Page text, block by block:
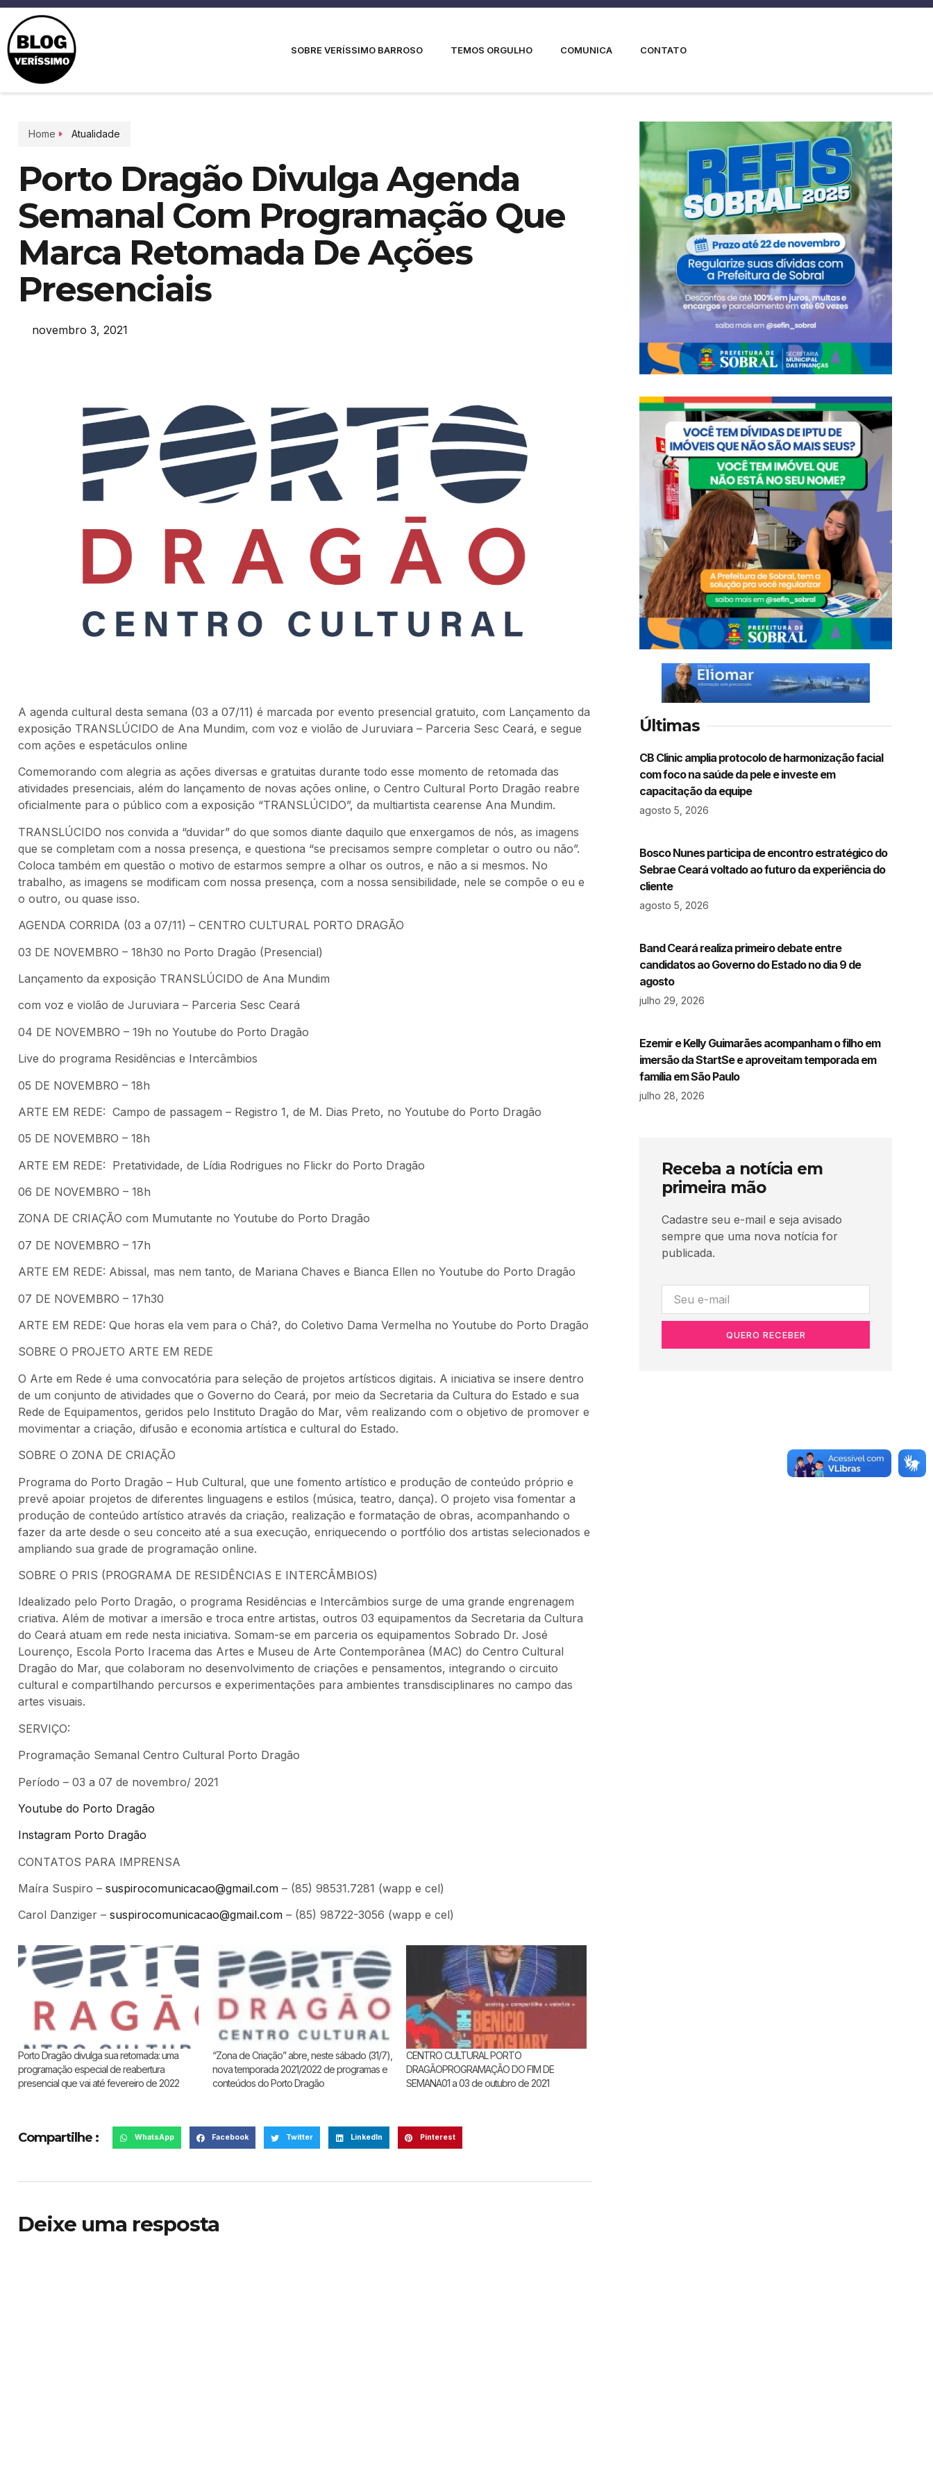
SOBRE VERÍSSIMO BARROSO TEMOS ORGULHO COMUNICA CONTATO
Home Atualidade
Porto Dragão Divulga Agenda
Semanal Com Programação Que
Marca Retomada De Ações
Presenciais
novembro 3, 2021
A agenda cultural desta semana (03 a 07/11) é marcada por evento presencial gratuito, com Lançamento da
exposição TRANSLÚCIDO de Ana Mundim, com voz e violão de Juruviara – Parceria Sesc Ceará, e segue
com ações e espetáculos online
Comemorando com alegria as ações diversas e gratuitas durante todo esse momento de retomada das
atividades presenciais, além do lançamento de novas ações online, o Centro Cultural Porto Dragão reabre
oficialmente para o público com a exposição “TRANSLÚCIDO”, da multiartista cearense Ana Mundim.
TRANSLÚCIDO nos convida a “duvidar” do que somos diante daquilo que enxergamos de nós, as imagens
que se completam com a nossa presença, e questiona “se precisamos sempre completar o outro ou não”.
Coloca também em questão o motivo de estarmos sempre a olhar os outros, e não a si mesmos. No
trabalho, as imagens se modificam com nossa presença, com a nossa sensibilidade, nele se compõe o eu e
o outro, ou quase isso.
AGENDA CORRIDA (03 a 07/11) – CENTRO CULTURAL PORTO DRAGÃO
03 DE NOVEMBRO – 18h30 no Porto Dragão (Presencial)
Lançamento da exposição TRANSLÚCIDO de Ana Mundim
com voz e violão de Juruviara – Parceria Sesc Ceará
04 DE NOVEMBRO – 19h no Youtube do Porto Dragão
Live do programa Residências e Intercâmbios
05 DE NOVEMBRO – 18h
ARTE EM REDE: Campo de passagem – Registro 1, de M. Dias Preto, no Youtube do Porto Dragão
05 DE NOVEMBRO – 18h
ARTE EM REDE: Pretatividade, de Lídia Rodrigues no Flickr do Porto Dragão
06 DE NOVEMBRO – 18h
ZONA DE CRIAÇÃO com Mumutante no Youtube do Porto Dragão
07 DE NOVEMBRO – 17h
ARTE EM REDE: Abissal, mas nem tanto, de Mariana Chaves e Bianca Ellen no Youtube do Porto Dragão
07 DE NOVEMBRO – 17h30
ARTE EM REDE: Que horas ela vem para o Chá?, do Coletivo Dama Vermelha no Youtube do Porto Dragão
SOBRE O PROJETO ARTE EM REDE
O Arte em Rede é uma convocatória para seleção de projetos artísticos digitais. A iniciativa se insere dentro
de um conjunto de atividades que o Governo do Ceará, por meio da Secretaria da Cultura do Estado e sua
Rede de Equipamentos, geridos pelo Instituto Dragão do Mar, vêm realizando com o objetivo de promover e
movimentar a criação, difusão e economia artística e cultural do Estado.
SOBRE O ZONA DE CRIAÇÃO
Programa do Porto Dragão – Hub Cultural, que une fomento artístico e produção de conteúdo próprio e
prevê apoiar projetos de diferentes linguagens e estilos (música, teatro, dança). O projeto visa fomentar a
produção de conteúdo artístico através da criação, realização e formatação de obras, acompanhando o
fazer da arte desde o seu conceito até a sua execução, enriquecendo o portfólio dos artistas selecionados e
ampliando sua grade de programação online.
SOBRE O PRIS (PROGRAMA DE RESIDÊNCIAS E INTERCÂMBIOS)
Idealizado pelo Porto Dragão, o programa Residências e Intercâmbios surge de uma grande engrenagem
criativa. Além de motivar a imersão e troca entre artistas, outros 03 equipamentos da Secretaria da Cultura
do Ceará atuam em rede nesta iniciativa. Somam-se em parceria os equipamentos Sobrado Dr. José
Lourenço, Escola Porto Iracema das Artes e Museu de Arte Contemporânea (MAC) do Centro Cultural
Dragão do Mar, que colaboram no desenvolvimento de criações e pensamentos, integrando o circuito
cultural e compartilhando percursos e experimentações para ambientes transdisciplinares no campo das
artes visuais.
SERVIÇO:
Programação Semanal Centro Cultural Porto Dragão
Período – 03 a 07 de novembro/ 2021
Youtube do Porto Dragão
Instagram Porto Dragão
CONTATOS PARA IMPRENSA
Maíra Suspiro – suspirocomunicacao@gmail.com – (85) 98531.7281 (wapp e cel)
Carol Danziger – suspirocomunicacao@gmail.com – (85) 98722-3056 (wapp e cel)
Porto Dragão divulga sua retomada: uma
programação especial de reabertura
presencial que vai até fevereiro de 2022
“Zona de Criação” abre, neste sábado (31/7),
nova temporada 2021/2022 de programas e
conteúdos do Porto Dragão
CENTRO CULTURAL PORTO
DRAGÃOPROGRAMAÇÃO DO FIM DE
SEMANA01 a 03 de outubro de 2021
Compartilhe : WhatsApp Facebook Twitter LinkedIn Pinterest
Deixe uma resposta
Últimas
CB Clinic amplia protocolo de harmonização facial
com foco na saúde da pele e investe em
capacitação da equipe
agosto 5, 2026
Bosco Nunes participa de encontro estratégico do
Sebrae Ceará voltado ao futuro da experiência do
cliente
agosto 5, 2026
Band Ceará realiza primeiro debate entre
candidatos ao Governo do Estado no dia 9 de
agosto
julho 29, 2026
Ezemir e Kelly Guimarães acompanham o filho em
imersão da StartSe e aproveitam temporada em
família em São Paulo
julho 28, 2026
Receba a notícia em
primeira mão
Cadastre seu e-mail e seja avisado
sempre que uma nova notícia for
publicada.
QUERO RECEBER